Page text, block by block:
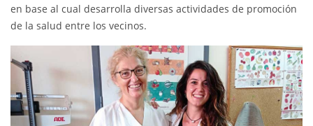
en base al cual desarrolla diversas actividades de promoción
de la salud entre los vecinos.